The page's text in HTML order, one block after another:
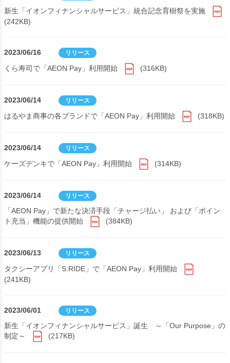
新生「イオンフィナンシャルサービス」統合記念育樹祭を実施
(242KB)
2023/06/16 リリース
くら寿司で「AEON Pay」利用開始 (316KB)
2023/06/14 リリース
はるやま商事の各ブランドで「AEON Pay」利用開始 (318KB)
2023/06/14 リリース
ケーズデンキで「AEON Pay」利用開始 (314KB)
2023/06/14 リリース
「AEON Pay」で新たな決済手段「チャージ払い」 および「ポイン
ト充当」機能の提供開始
(384KB)
2023/06/13 リリース
タクシーアプリ「S.RIDE」で「AEON Pay」利用開始
(241KB)
2023/06/01 リリース
新生「イオンフィナンシャルサービス」誕生 ～「Our Purpose」の
制定～
(217KB)